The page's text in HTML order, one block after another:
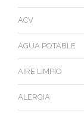
ACV
AGUA POTABLE
AIRE LIMPIO
ALERGIA